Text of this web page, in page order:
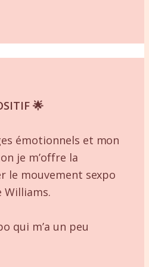
🌟
émotionnels et mon
je m’offre la
le mouvement sexpo
Williams.
qui m’a un peu